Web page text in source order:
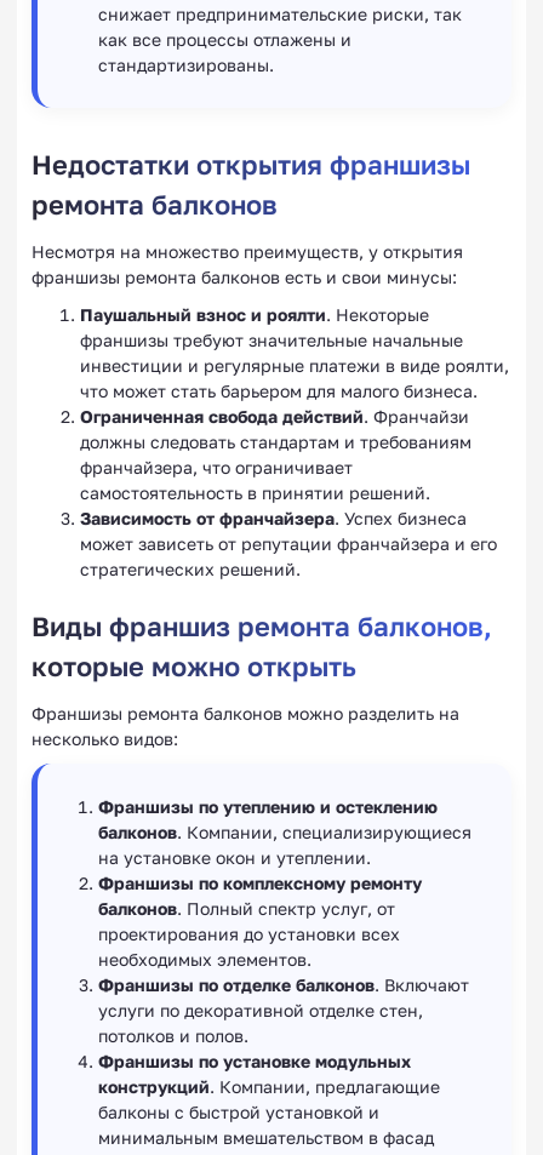
снижает предпринимательские риски, так
как все процессы отлажены и
стандартизированы.
Недостатки открытия франшизы
ремонта балконов
Несмотря на множество преимуществ, у открытия
франшизы ремонта балконов есть и свои минусы:
Паушальный взнос и роялти. Некоторые
франшизы требуют значительные начальные
инвестиции и регулярные платежи в виде роялти,
что может стать барьером для малого бизнеса.
Ограниченная свобода действий. Франчайзи
должны следовать стандартам и требованиям
франчайзера, что ограничивает
самостоятельность в принятии решений.
Зависимость от франчайзера. Успех бизнеса
может зависеть от репутации франчайзера и его
стратегических решений.
Виды франшиз ремонта балконов,
которые можно открыть
Франшизы ремонта балконов можно разделить на
несколько видов:
Франшизы по утеплению и остеклению
балконов. Компании, специализирующиеся
на установке окон и утеплении.
Франшизы по комплексному ремонту
балконов. Полный спектр услуг, от
проектирования до установки всех
необходимых элементов.
Франшизы по отделке балконов. Включают
услуги по декоративной отделке стен,
потолков и полов.
Франшизы по установке модульных
конструкций. Компании, предлагающие
балконы с быстрой установкой и
минимальным вмешательством в фасад